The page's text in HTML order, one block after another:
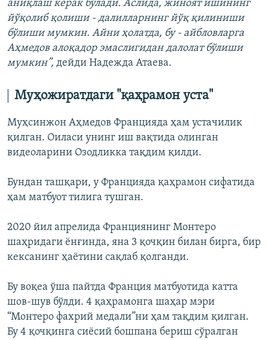
аниқлаш керак бўлади. Аслида, жиноят ишининг
йўқолиб қолиши - далилларнинг йўқ қилиниши
бўлиши мумкин. Айни ҳолатда, бу - айбловларга
Аҳмедов алоқадор эмаслигидан далолат бўлиши
мумкин”, дейди Надежда Атаева.
Муҳожиратдаги "қаҳрамон уста"
Муҳсинжон Аҳмедов Францияда ҳам устачилик
қилган. Оиласи унинг иш вақтида олинган
видеоларини Озодликка тақдим қилди.
Бундан ташқари, у Францияда қаҳрамон сифатида
ҳам матбуот тилига тушган.
2020 йил апрелида Франциянинг Монтеро
шаҳридаги ёнғинда, яна 3 қочқин билан бирга, бир
кексанинг ҳаётини сақлаб қолганди.
Бу воқеа ўша пайтда Франция матбуотида катта
шов-шув бўлди. 4 қаҳрамонга шаҳар мэри
“Монтеро фахрий медали”ни ҳам тақдим қилган.
Бу 4 қочқинга сиёсий бошпана бериш сўралган